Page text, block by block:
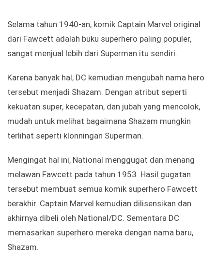
Selama tahun 1940-an, komik Captain Marvel original
dari Fawcett adalah buku superhero paling populer,
sangat menjual lebih dari Superman itu sendiri.
Karena banyak hal, DC kemudian mengubah nama hero
tersebut menjadi Shazam. Dengan atribut seperti
kekuatan super, kecepatan, dan jubah yang mencolok,
mudah untuk melihat bagaimana Shazam mungkin
terlihat seperti klonningan Superman.
Mengingat hal ini, National menggugat dan menang
melawan Fawcett pada tahun 1953. Hasil gugatan
tersebut membuat semua komik superhero Fawcett
berakhir. Captain Marvel kemudian dilisensikan dan
akhirnya dibeli oleh National/DC. Sementara DC
memasarkan superhero mereka dengan nama baru,
Shazam.